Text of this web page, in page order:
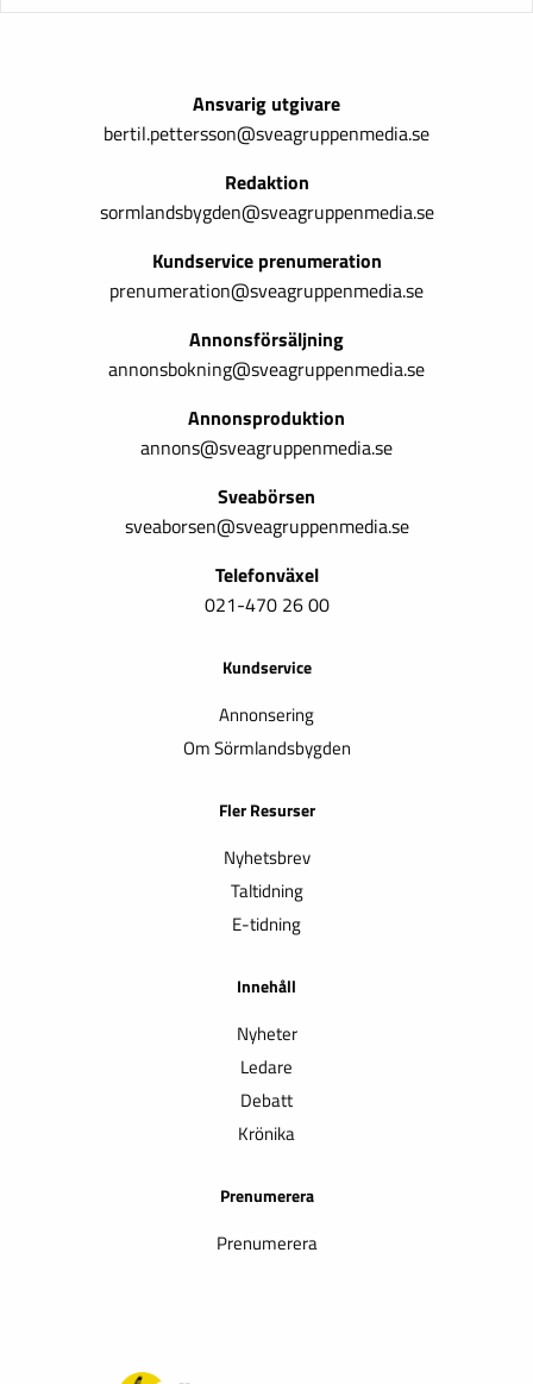
Ansvarig utgivare
bertil.pettersson@sveagruppenmedia.se
Redaktion
sormlandsbygden@sveagruppenmedia.se
Kundservice prenumeration
prenumeration@sveagruppenmedia.se
Annonsförsäljning
annonsbokning@sveagruppenmedia.se
Annonsproduktion
annons@sveagruppenmedia.se
Sveabörsen
sveaborsen@sveagruppenmedia.se
Telefonväxel
021-470 26 00
Kundservice
Annonsering
Om Sörmlandsbygden
Fler Resurser
Nyhetsbrev
Taltidning
E-tidning
Innehåll
Nyheter
Ledare
Debatt
Krönika
Prenumerera
Prenumerera